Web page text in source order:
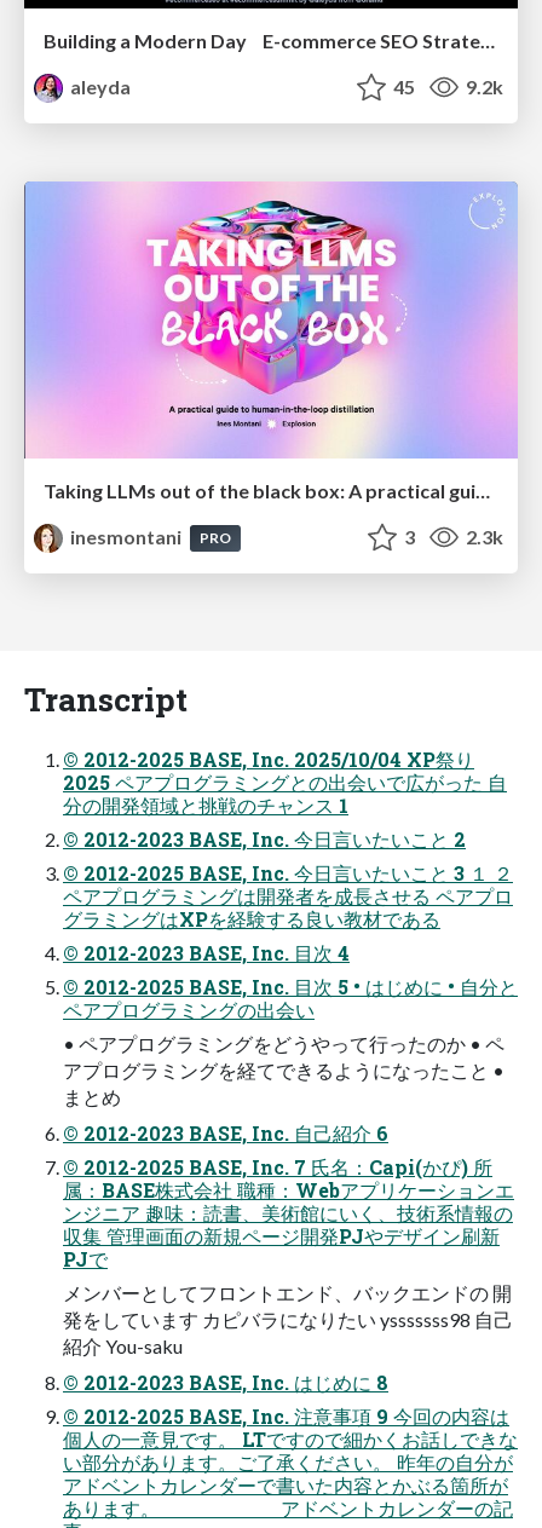
Building a Modern Day E-commerce SEO Strategy
aleyda
45 9.2k
Taking LLMs out of the black box: A practical guide to human-in-the-loop distillation
inesmontani
PRO 3 2.3k
Transcript
© 2012-2025 BASE, Inc. 2025/10/04 XP祭り
2025 ペアプログラミングとの出会いで広がった 自
分の開発領域と挑戦のチャンス 1
© 2012-2023 BASE, Inc. 今日言いたいこと 2
© 2012-2025 BASE, Inc. 今日言いたいこと 3 １ ２
ペアプログラミングは開発者を成長させる ペアプロ
グラミングはXPを経験する良い教材である
© 2012-2023 BASE, Inc. 目次 4
© 2012-2025 BASE, Inc. 目次 5 • はじめに • 自分と
ペアプログラミングの出会い
• ペアプログラミングをどうやって行ったのか • ペ
アプログラミングを経てできるようになったこと •
まとめ
© 2012-2023 BASE, Inc. 自己紹介 6
© 2012-2025 BASE, Inc. 7 氏名：Capi(かぴ) 所
属：BASE株式会社 職種：Webアプリケーションエ
ンジニア 趣味：読書、美術館にいく、技術系情報の
収集 管理画面の新規ページ開発PJやデザイン刷新
PJで
メンバーとしてフロントエンド、バックエンドの 開
発をしています カピバラになりたい ysssssss98 自己
紹介 You-saku
© 2012-2023 BASE, Inc. はじめに 8
© 2012-2025 BASE, Inc. 注意事項 9 今回の内容は
個人の一意見です。 LTですので細かくお話しできな
い部分があります。ご了承ください。 昨年の自分が
アドベントカレンダーで書いた内容とかぶる箇所が
あります。 アドベントカレンダーの記